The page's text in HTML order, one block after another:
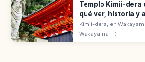
Templo Kimii-dera
qué ver, historia y
Kimii-dera, en
del Saigoku. Fundado
Tang, con 231
Wakayama →